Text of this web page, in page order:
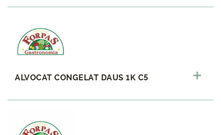
ALVOCAT CONGELAT DAUS 1K C5